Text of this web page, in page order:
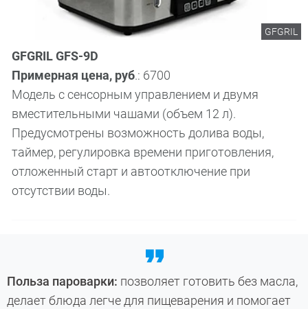
GFGRIL
GFGRIL GFS-9D
Примерная цена, руб.: 6700
Модель с сенсорным управлением и двумя
вместительными чашами (объем 12 л).
Предусмотрены возможность долива воды,
таймер, регулировка времени приготовления,
отложенный старт и автоотключение при
отсутствии воды.
Польза пароварки: позволяет готовить без масла,
делает блюда легче для пищеварения и помогает